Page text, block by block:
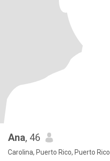
Ana, 46
Carolina, Puerto Rico, Puerto Rico